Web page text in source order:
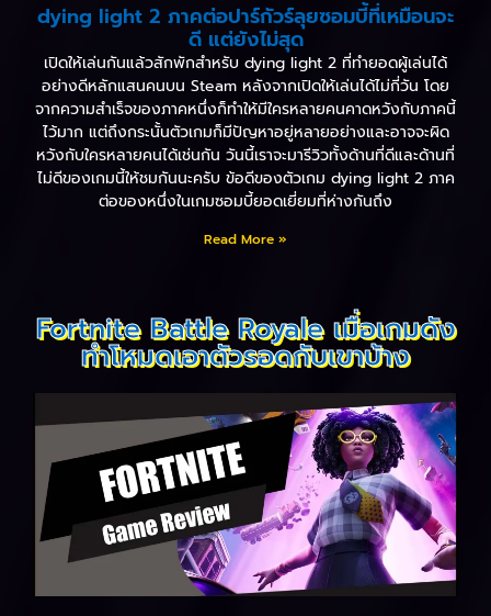
dying light 2 ภาคต่อปาร์กัวร์ลุยซอมบี้ที่เหมือนจะ
ดี แต่ยังไม่สุด
เปิดให้เล่นกันแล้วสักพักสำหรับ dying light 2 ที่ทำยอดผู้เล่นได้
อย่างดีหลักแสนคนบน Steam หลังจากเปิดให้เล่นได้ไม่กี่วัน โดย
จากความสำเร็จของภาคหนึ่งก็ทำให้มีใครหลายคนคาดหวังกับภาคนี้
ไว้มาก แต่ถึงกระนั้นตัวเกมก็มีปัญหาอยู่หลายอย่างและอาจจะผิด
หวังกับใครหลายคนได้เช่นกัน วันนี้เราจะมารีวิวทั้งด้านที่ดีและด้านที่
ไม่ดีของเกมนี้ให้ชมกันนะครับ ข้อดีของตัวเกม dying light 2 ภาค
ต่อของหนึ่งในเกมซอมบี้ยอดเยี่ยมที่ห่างกันถึง
Read More »
Fortnite Battle Royale เมื่อเกมดัง
ทำโหมดเอาตัวรอดกับเขาบ้าง